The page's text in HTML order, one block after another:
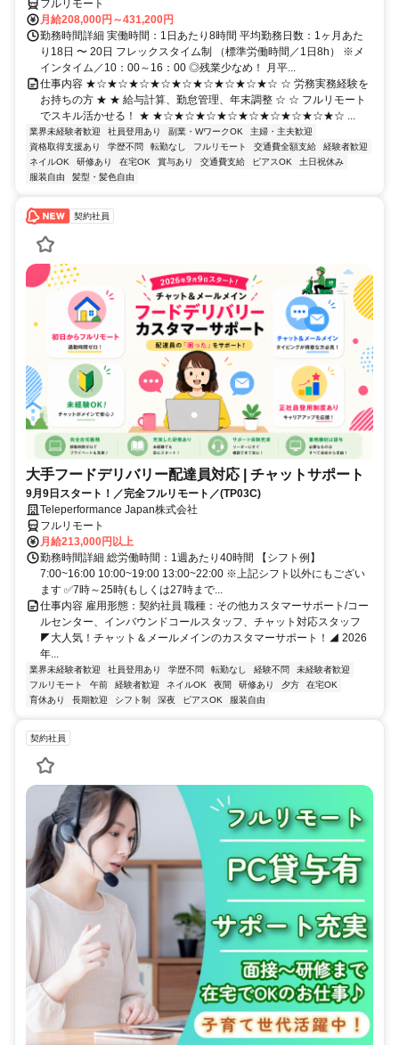
フルリモート
月給208,000円～431,200円
勤務時間詳細 実働時間：1日あたり8時間 平均勤務日数：1ヶ月あた
り18日 〜 20日 フレックスタイム制 （標準労働時間／1日8h） ※メ
インタイム／10：00～16：00 ◎残業少なめ！ 月平...
仕事内容 ★☆★☆★☆★☆★☆★☆★☆★☆★☆ ☆ 労務実務経験を
お持ちの方 ★ ★ 給与計算、勤怠管理、年末調整 ☆ ☆ フルリモート
でスキル活かせる！ ★ ★☆★☆★☆★☆★☆★☆★☆★☆★☆ ...
業界未経験者歓迎 社員登用あり 副業・WワークOK
主婦・主夫歓迎
資格取得支援あり
学歴不問 転勤なし フルリモート 交通費全額支給
経験者歓迎
ネイルOK
研修あり 在宅OK 賞与あり 交通費支給 ピアスOK
土日祝休み
服装自由
髪型・髪色自由
契約社員
大手フードデリバリー配達員対応 | チャットサポート
9月9日スタート！／完全フルリモート／(TP03C)
Teleperformance Japan株式会社
フルリモート
月給213,000円以上
勤務時間詳細 総労働時間：1週あたり40時間 【シフト例】
7:00~16:00 10:00~19:00 13:00~22:00 ※上記シフト以外にもござい
ます ✅7時～25時(もしくは27時まで...
仕事内容 雇用形態：契約社員 職種：その他カスタマーサポート/コー
ルセンター、インバウンドコールスタッフ、チャット対応スタッフ
◤大人気！チャット＆メールメインのカスタマーサポート！◢ 2026
年...
業界未経験者歓迎 社員登用あり 学歴不問 転勤なし 経験不問
未経験者歓迎
フルリモート
午前 経験者歓迎 ネイルOK 夜間 研修あり 夕方
在宅OK
育休あり
長期歓迎 シフト制 深夜 ピアスOK 服装自由
契約社員